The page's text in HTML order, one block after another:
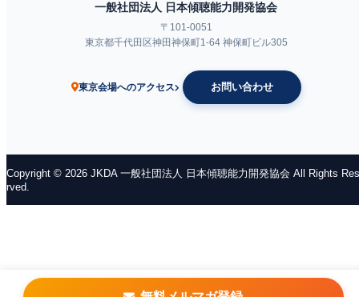
一般社団法人 日本傾聴能力開発協会
〒101-0051
東京都千代田区神田神保町1-64 神保町ビル305
東京会場へのアクセス お問い合わせ
Copyright © 2026 JKDA 一般社団法人 日本傾聴能力開発協会 All Rights
rved.